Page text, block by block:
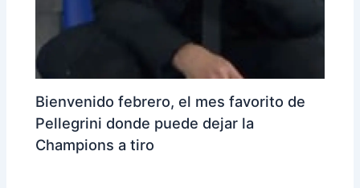
Bienvenido febrero, el mes favorito de
Pellegrini donde puede dejar la
Champions a tiro